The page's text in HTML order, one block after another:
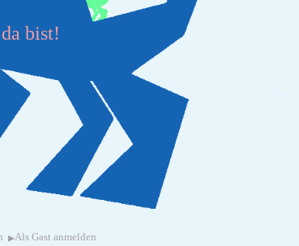
bist!
▸Als Gast anmelden